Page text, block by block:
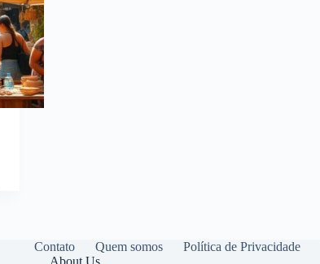
Contato Quem somos Política de Privacidade